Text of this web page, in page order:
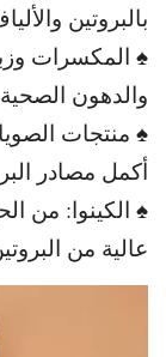
بالبروتين
♠ المكسرات
والدهون
♠ منتجات
أكمل مصادر
♠ الكينوا: من
عالية من